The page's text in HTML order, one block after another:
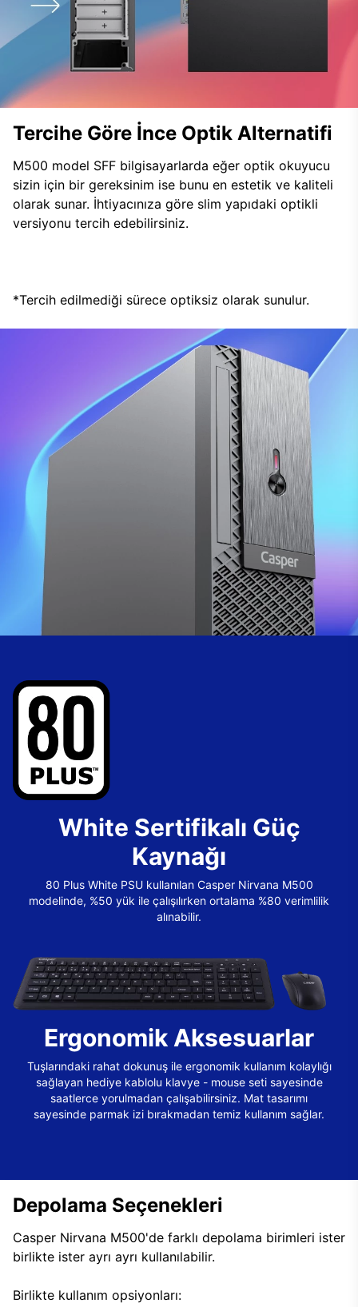
Tercihe Göre İnce Optik Alternatifi
M500 model SFF bilgisayarlarda eğer optik okuyucu
sizin için bir gereksinim ise bunu en estetik ve kaliteli
olarak sunar. İhtiyacınıza göre slim yapıdaki optikli
versiyonu tercih edebilirsiniz.
*Tercih edilmediği sürece optiksiz olarak sunulur.
White Sertifikalı Güç
Kaynağı
80 Plus White PSU kullanılan Casper Nirvana M500
modelinde, %50 yük ile çalışılırken ortalama %80 verimlilik
alınabilir.
Ergonomik Aksesuarlar
Tuşlarındaki rahat dokunuş ile ergonomik kullanım kolaylığı
sağlayan hediye kablolu klavye - mouse seti sayesinde
saatlerce yorulmadan çalışabilirsiniz. Mat tasarımı
sayesinde parmak izi bırakmadan temiz kullanım sağlar.
Depolama Seçenekleri
Casper Nirvana M500'de farklı depolama birimleri ister
birlikte ister ayrı ayrı kullanılabilir.
Birlikte kullanım opsiyonları: